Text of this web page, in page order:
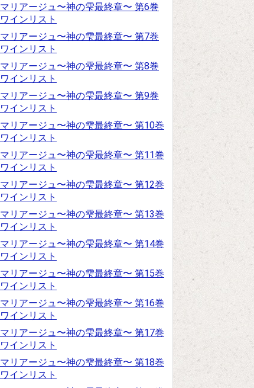
マリアージュ〜神の雫最終章〜 第6巻
ワインリスト
マリアージュ〜神の雫最終章〜 第7巻
ワインリスト
マリアージュ〜神の雫最終章〜 第8巻
ワインリスト
マリアージュ〜神の雫最終章〜 第9巻
ワインリスト
マリアージュ〜神の雫最終章〜 第10巻
ワインリスト
マリアージュ〜神の雫最終章〜 第11巻
ワインリスト
マリアージュ〜神の雫最終章〜 第12巻
ワインリスト
マリアージュ〜神の雫最終章〜 第13巻
ワインリスト
マリアージュ〜神の雫最終章〜 第14巻
ワインリスト
マリアージュ〜神の雫最終章〜 第15巻
ワインリスト
マリアージュ〜神の雫最終章〜 第16巻
ワインリスト
マリアージュ〜神の雫最終章〜 第17巻
ワインリスト
マリアージュ〜神の雫最終章〜 第18巻
ワインリスト